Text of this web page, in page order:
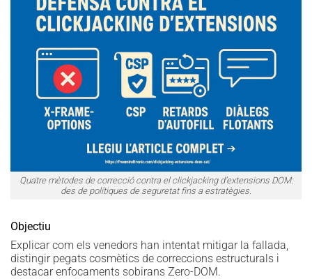
Quatre mètodes de correcció contra el clickjacking d’extensions DOM:
des de polítiques de seguretat fins a estratègies.
Objectiu
Explicar com els venedors han intentat mitigar la fallada,
distingir pegats cosmètics de correccions estructurals i
destacar enfocaments sobirans Zero-DOM.